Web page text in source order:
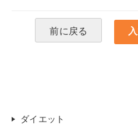
前に戻る
ダイエット